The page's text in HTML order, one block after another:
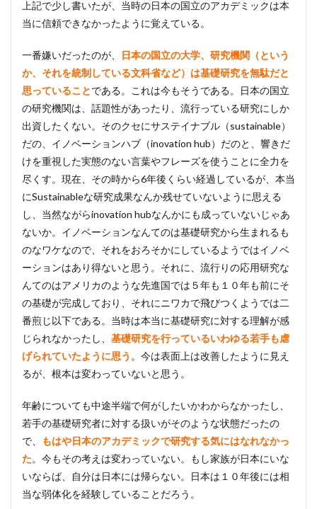
上記で少し書いたが、当時の日本の国立のアカデミックは本
当に信頼できなかったように覚えている。
一番嫌いだったのが、
日本の国立の大学、研究機関（という
か、それを統制している文科省など）は基礎研究を無駄だと
思っていることである。これは今もそうである。日本の国立
の研究機関は、話題性があったり、流行っている研究にしか
出資したくない。そのクセにサステイナブル（sustainable）
だの、イノベーションハブ（inovation hub）だのと、響きだ
けを重視した実態のない言葉やフレーズを使うことに全力を
尽くす。現在、その時から6年後くらい経過しているが、本当
にSustainableな研究成果なんか残せていないように思える
し、当然ながらinovation hubなんかにも成っていないじゃあ
ないか。イノベーションなんてのは基礎研究から生まれるも
のなワケなので、それをおろそかにしているようではイノベ
ーションはあり得ないと思う。それに、流行りの応用研究な
んてのはアメリカのような先進国では５年も１０年も前にそ
の基礎が完成しており、それにニワカで飛びつくようでは二
番煎じ以下である。当時は本当に基礎研究に対する理解が感
じられなかったし、 基礎研究を行っているいわゆる若手も虐
げられていたように思う 。今は表面上は改善したように見え
るが、根本は変わっていないと思う。
年齢についても中途半端で何がしたいかわからなかったし、
若手の基礎研究者に対する扱いがそのような状態だったの
で、
もはや日本のアカデミックで研究する気にはなれなかっ
た。今もその考えは変わっていない。もし家族が日本にいな
いならば、自分は日本には帰らない。日本は１０年後には相
当な弱体化を経験していることだろう。